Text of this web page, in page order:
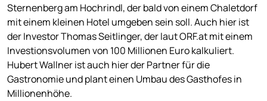
Sternenberg am Hochrindl, der bald von einem Chaletdorf
mit einem kleinen Hotel umgeben sein soll. Auch hier ist
der Investor Thomas Seitlinger, der laut ORF.at mit einem
Investionsvolumen von 100 Millionen Euro kalkuliert.
Hubert Wallner ist auch hier der Partner für die
Gastronomie und plant einen Umbau des Gasthofes in
Millionenhöhe.